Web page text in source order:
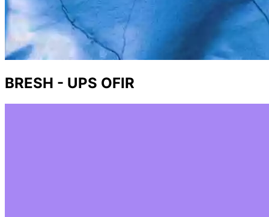
BRESH - UPS OFIR